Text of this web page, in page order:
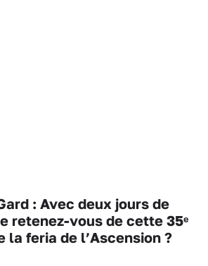
: Avec deux jours de
retenez-vous de cette 35ᵉ
la feria de l’Ascension ?